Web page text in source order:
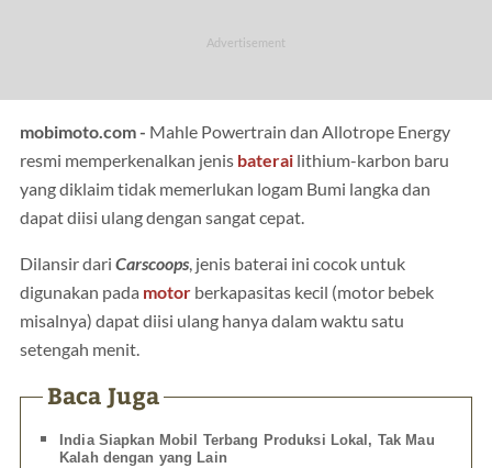
mobimoto.com - Mahle Powertrain dan Allotrope Energy
resmi memperkenalkan jenis baterai lithium-karbon baru
yang diklaim tidak memerlukan logam Bumi langka dan
dapat diisi ulang dengan sangat cepat.
Dilansir dari Carscoops , jenis baterai ini cocok untuk
digunakan pada motor berkapasitas kecil (motor bebek
misalnya) dapat diisi ulang hanya dalam waktu satu
setengah menit.
Baca Juga
India Siapkan Mobil Terbang Produksi Lokal, Tak Mau
Kalah dengan yang Lain